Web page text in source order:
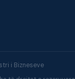
i Bizneseve